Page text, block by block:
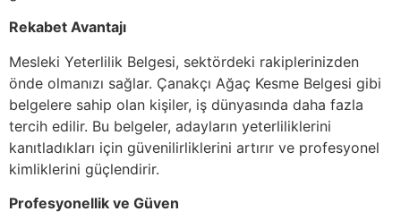
Rekabet Avantajı
Mesleki Yeterlilik Belgesi, sektördeki rakiplerinizden
önde olmanızı sağlar. Çanakçı Ağaç Kesme Belgesi gibi
belgelere sahip olan kişiler, iş dünyasında daha fazla
tercih edilir. Bu belgeler, adayların yeterliliklerini
kanıtladıkları için güvenilirliklerini artırır ve profesyonel
kimliklerini güçlendirir.
Profesyonellik ve Güven